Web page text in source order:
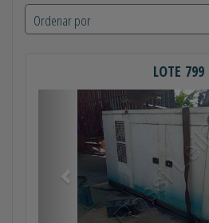
LOTE 799
Anterior